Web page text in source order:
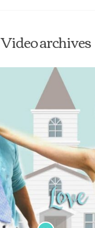
Video archives